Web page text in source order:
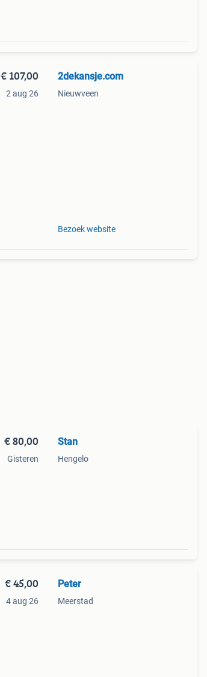
€ 107,00
2 aug 26
2dekansje.com
Nieuwveen
Bezoek website
€ 80,00
Gisteren
Stan
Hengelo
€ 45,00
4 aug 26
Peter
Meerstad